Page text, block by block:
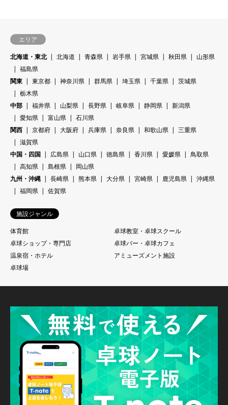
エリア
北海道・東北
北海道 青森県 岩手県 宮城県 秋田県
山形県
福島県
関東
東京都 神奈川県 群馬県 埼玉県 千葉県
茨城県
栃木県
中部
福井県 山梨県 長野県 岐阜県 静岡県
新潟県
愛知県
富山県
石川県
関西
京都府 大阪府 兵庫県 奈良県 和歌山県
三重県
滋賀県
中国・四国
広島県 山口県 徳島県 香川県 愛媛県
鳥取県
高知県
島根県
岡山県
九州・沖縄
長崎県 熊本県 大分県 宮崎県 鹿児島県
沖縄県
福岡県
佐賀県
施設ジャンル
体育館
卓球教室・卓球スクール
卓球ショップ・専門店
卓球バー・卓球カフェ
温泉宿・ホテル
アミューズメント施設
卓球場